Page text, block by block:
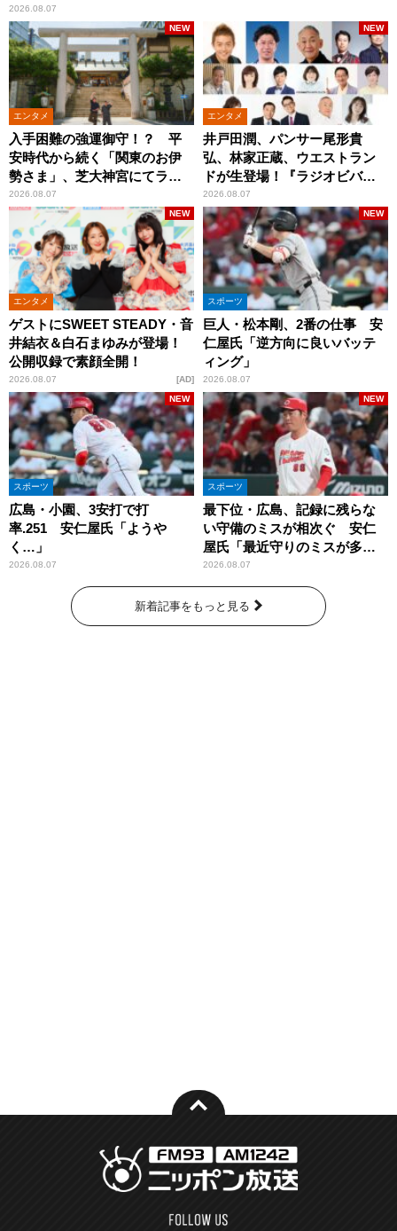
2026.08.07
エンタメ
入手困難の強運御守！？ 平
安時代から続く「関東のお伊
勢さま」、芝大神宮にてラン
パンプスが合格祈願！
2026.08.07
NEW
エンタメ
井戸田潤、パンサー尾形貴
弘、林家正蔵、ウエストラン
ドが生登場！『ラジオビバリ
ー昼ズ』
2026.08.07
NEW
エンタメ
ゲストにSWEET STEADY・音
井結衣＆白石まゆみが登場！
公開収録で素顔全開！
2026.08.07
NEW
AD
スポーツ
巨人・松本剛、2番の仕事 安
仁屋氏「逆方向に良いバッテ
ィング」
2026.08.07
NEW
スポーツ
広島・小園、3安打で打
率.251 安仁屋氏「ようや
く…」
2026.08.07
NEW
スポーツ
最下位・広島、記録に残らな
い守備のミスが相次ぐ 安仁
屋氏「最近守りのミスが多
い」
2026.08.07
NEW
新着記事をもっと見る